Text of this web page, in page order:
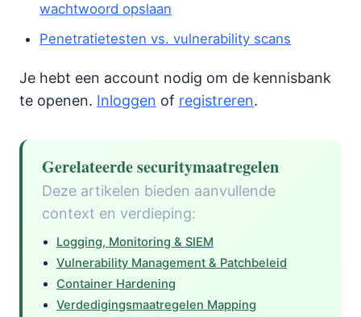
wachtwoord opslaan
Penetratietesten vs. vulnerability scans
Je hebt een account nodig om de kennisbank
te openen. Inloggen of registreren.
Gerelateerde securitymaatregelen
Deze artikelen bieden aanvullende
context en verdieping:
Logging, Monitoring & SIEM
Vulnerability Management & Patchbeleid
Container Hardening
Verdedigingsmaatregelen Mapping